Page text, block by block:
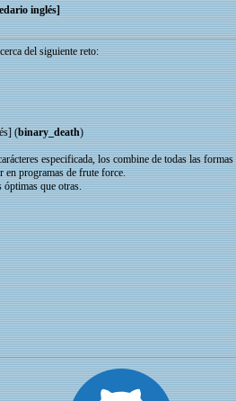
inglés]
del siguiente reto:
(binary_death)
especificada, los combine de todas las formas
de frute force.
que otras.